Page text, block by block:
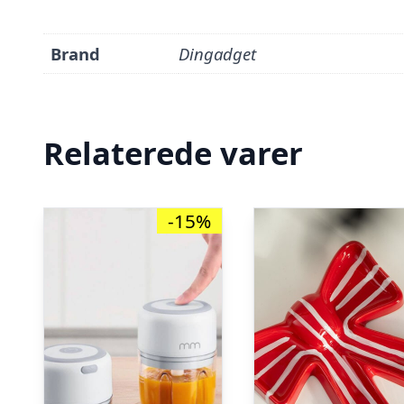
Brand Dingadget
Relaterede varer
-15%